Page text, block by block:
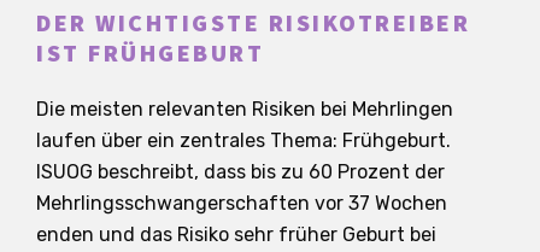
DER WICHTIGSTE RISIKOTREIBER
IST FRÜHGEBURT
Die meisten relevanten Risiken bei Mehrlingen
laufen über ein zentrales Thema: Frühgeburt.
ISUOG beschreibt, dass bis zu 60 Prozent der
Mehrlingsschwangerschaften vor 37 Wochen
enden und das Risiko sehr früher Geburt bei